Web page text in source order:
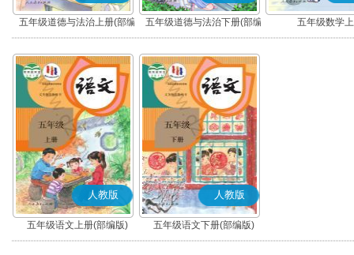
五年级道德与法治上册(部编
版)
五年级道德与法治下册(部编
版)
五年级数学
人教版
五年级语文上册(部编版)
人教版
五年级语文下册(部编版)